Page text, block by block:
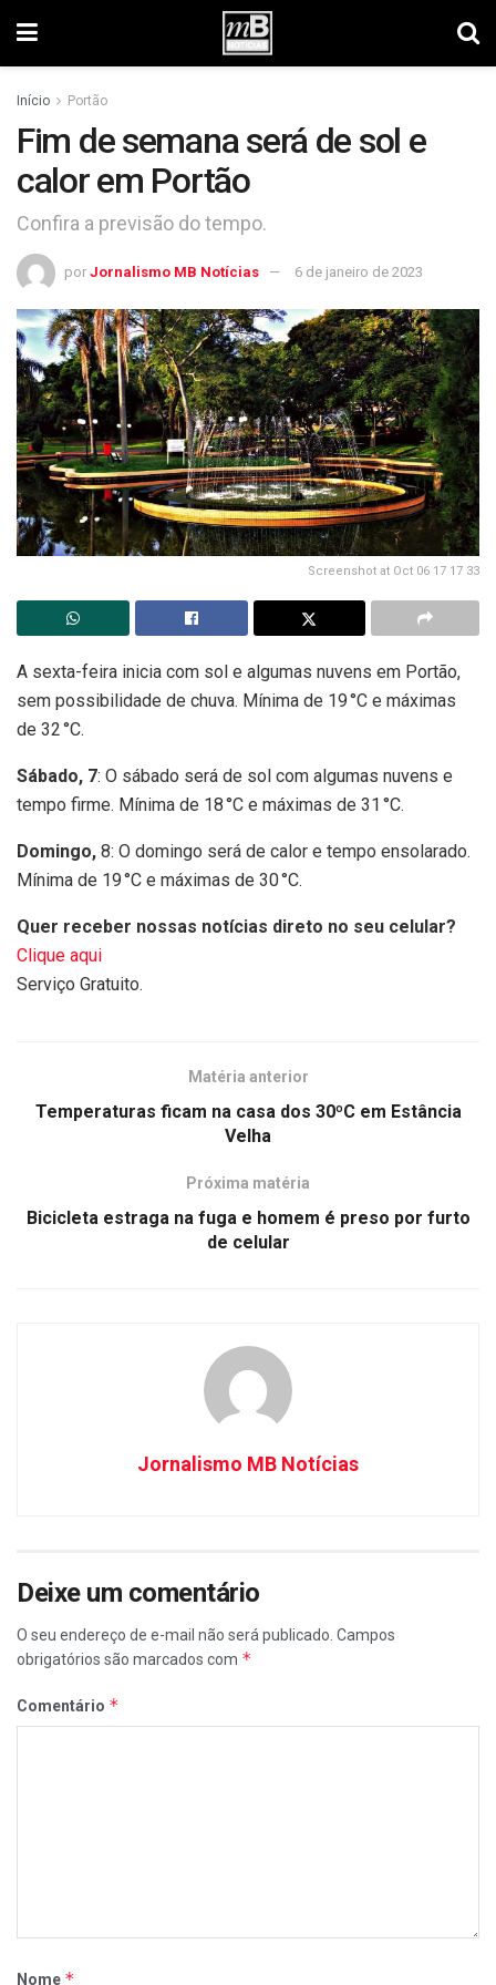
Início Portão
Fim de semana será de sol e
calor em Portão
Confira a previsão do tempo.
por Jornalismo MB Notícias 6 de janeiro de 2023
Screenshot at Oct 06 17 17 33
A sexta-feira inicia com sol e algumas nuvens em Portão,
sem possibilidade de chuva. Mínima de 19 °C e máximas
de 32 °C.
Sábado, 7: O sábado será de sol com algumas nuvens e
tempo firme. Mínima de 18 °C e máximas de 31 °C.
Domingo, 8: O domingo será de calor e tempo ensolarado.
Mínima de 19 °C e máximas de 30 °C.
Quer receber nossas notícias direto no seu celular?
Clique aqui
Serviço Gratuito.
Matéria anterior
Temperaturas ficam na casa dos 30ºC em Estância
Velha
Próxima matéria
Bicicleta estraga na fuga e homem é preso por furto
de celular
Jornalismo MB Notícias
Deixe um comentário
O seu endereço de e-mail não será publicado. Campos
obrigatórios são marcados com *
Comentário *
Nome *